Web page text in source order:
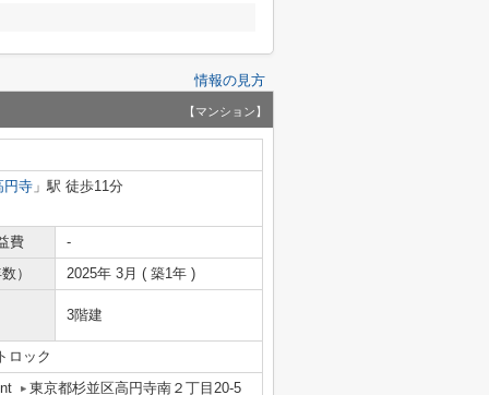
情報の見方
【マンション】
円寺 」駅 徒歩11分
費
-
） 2025年 3月 ( 築1年 )
3階建
ック
東京都杉並区高円寺南２丁目20-5